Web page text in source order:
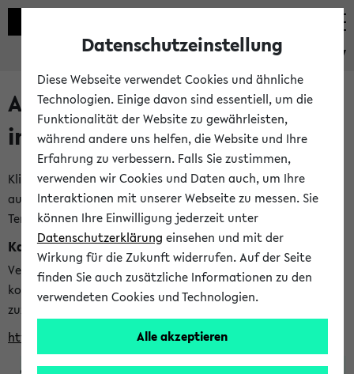
eKVV
Alle veröffentlichten Semester
im eKVV
Klicken Sie auf das Semester, welches Sie für Ihre Sitzung
auswählen möchten. Bitte beachten Sie auch die weiteren
Termine imKalender der Lehrplanung
Kalenderintegration
Verwenden Sie die folgende Adresse, um mit einer
kompatiblen Kalenderanwendung auf die Vorlesungszeiten
zuzugreifen (nähere Informationen
finden Sie hier
https://ekvv.uni-bielefeld.de/ws/calendar?vz
Datenschutzeinstellung
Diese Webseite verwendet Cookies und ähnliche
Technologien. Einige davon sind essentiell, um die
Funktionalität der Website zu gewährleisten,
während andere uns helfen, die Website und Ihre
Erfahrung zu verbessern. Falls Sie zustimmen,
verwenden wir Cookies und Daten auch, um Ihre
Interaktionen mit unserer Webseite zu messen. Sie
können Ihre Einwilligung jederzeit unter
Datenschutzerklärung einsehen und mit der
Wirkung für die Zukunft widerrufen. Auf der Seite
finden Sie auch zusätzliche Informationen zu den
verwendeten Cookies und Technologien.
Alle akzeptieren